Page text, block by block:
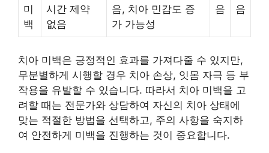
미
백
시간 제약
없음
음, 치아 민감도 증
가 가능성
음
음
치아 미백은 긍정적인 효과를 가져다줄 수 있지만,
무분별하게 시행할 경우 치아 손상, 잇몸 자극 등 부
작용을 유발할 수 있습니다. 따라서 치아 미백을 고
려할 때는 전문가와 상담하여 자신의 치아 상태에
맞는 적절한 방법을 선택하고, 주의 사항을 숙지하
여 안전하게 미백을 진행하는 것이 중요합니다.